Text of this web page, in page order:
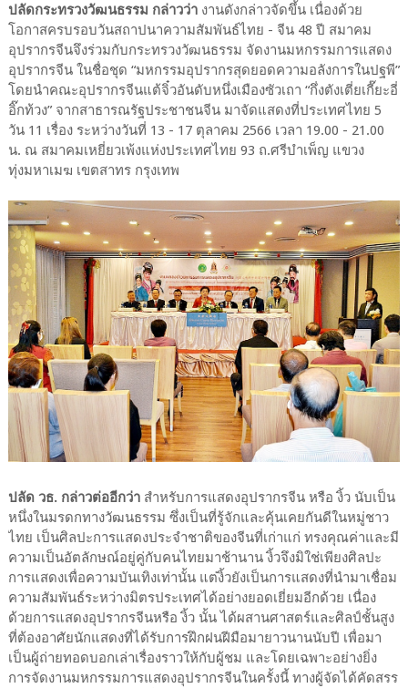
ปลัดกระทรวงวัฒนธรรม กล่าวว่า งานดังกล่าวจัดขึ้น เนื่องด้วย
โอกาสครบรอบวันสถาปนาความสัมพันธ์ไทย - จีน 48 ปี สมาคม
อุปรากรจีนจึงร่วมกับกระทรวงวัฒนธรรม จัดงานมหกรรมการแสดง
อุปรากรจีน ในชื่อชุด “มหกรรมอุปรากรสุดยอดความอลังการในปฐพี”
โดยนำคณะอุปรากรจีนแต้จิ๋วอันดับหนึ่งเมืองซัวเถา “กึ่งตังเตี่ยเกี๊ยะอี่
อิ๊กท้วง” จากสาธารณรัฐประชาชนจีน มาจัดแสดงที่ประเทศไทย 5
วัน 11 เรื่อง ระหว่างวันที่ 13 - 17 ตุลาคม 2566 เวลา 19.00 - 21.00
น. ณ สมาคมเหยี่ยวเพ้งแห่งประเทศไทย 93 ถ.ศรีบำเพ็ญ แขวง
ทุ่งมหาเมฆ เขตสาทร กรุงเทพ
ปลัด วธ. กล่าวต่ออีกว่าสำหรับการแสดงอุปรากรจีน หรือ งิ้ว นับเป็น
หนึ่งในมรดกทางวัฒนธรรม ซึ่งเป็นที่รู้จักและคุ้นเคยกันดีในหมู่ชาว
ไทย เป็นศิลปะการแสดงประจำชาติของจีนที่เก่าแก่ ทรงคุณค่าและมี
ความเป็นอัตลักษณ์อยู่คู่กับคนไทยมาช้านาน งิ้วจึงมิใช่เพียงศิลปะ
การแสดงเพื่อความบันเทิงเท่านั้น แต่งิ้วยังเป็นการแสดงที่นำมาเชื่อม
ความสัมพันธ์ระหว่างมิตรประเทศได้อย่างยอดเยี่ยมอีกด้วย เนื่อง
ด้วยการแสดงอุปรากรจีนหรือ งิ้ว นั้น ได้ผสานศาสตร์และศิลป์ชั้นสูง
ที่ต้องอาศัยนักแสดงที่ได้รับการฝึกฝนฝีมือมายาวนานนับปี เพื่อมา
เป็นผู้ถ่ายทอดบอกเล่าเรื่องราวให้กับผู้ชม และโดยเฉพาะอย่างยิ่ง
การจัดงานมหกรรมการแสดงอุปรากรจีนในครั้งนี้ ทางผู้จัดได้คัดสรร